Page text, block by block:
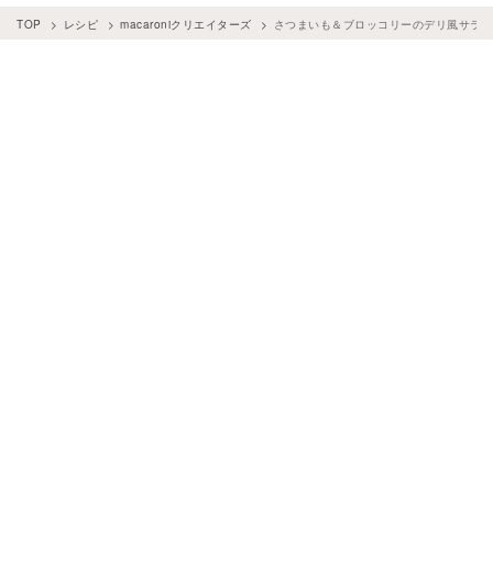
TOP レシピ macaroniクリエイターズ さつまいも＆ブロッコリーのデリ風サラ